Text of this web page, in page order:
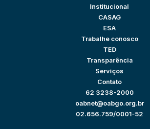
Institucional
CASAG
ESA
Trabalhe conosco
TED
Transparência
Serviços
Contato
62 3238-2000
oabnet@oabgo.org.br
02.656.759/0001-52